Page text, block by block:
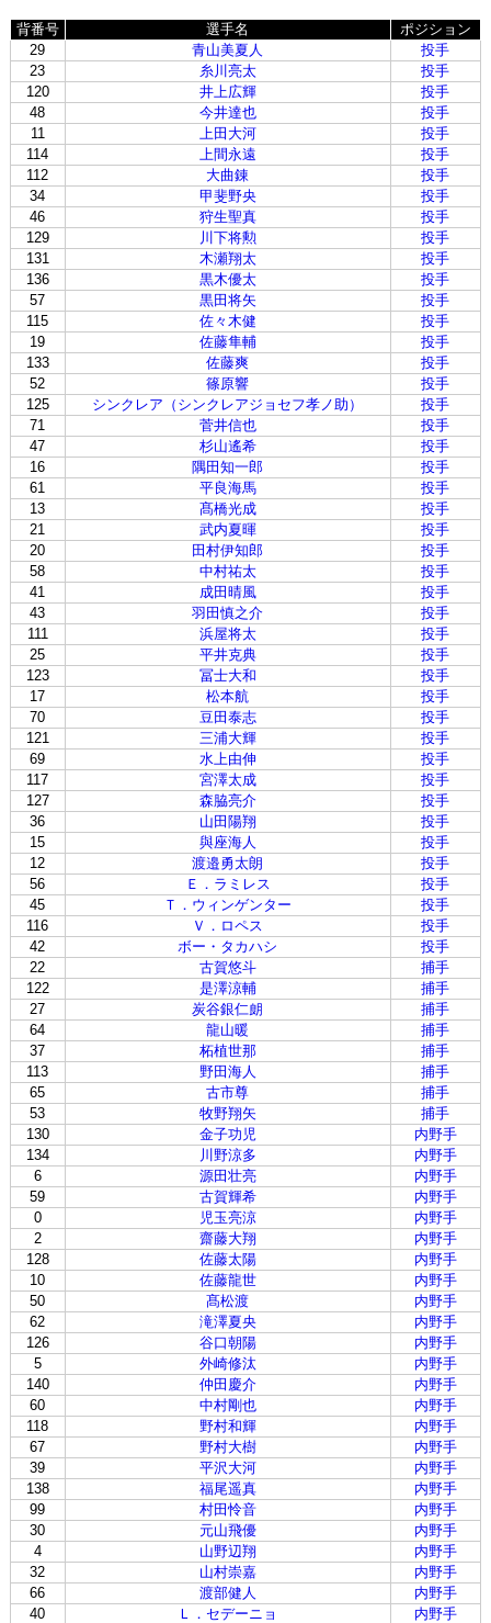
背番号 選手名
ポジション
29
青山美夏人
投手
23
糸川亮太
投手
120
井上広輝
投手
48
今井達也
投手
11
上田大河
投手
114
上間永遠
投手
112
大曲錬
投手
34
甲斐野央
投手
46
狩生聖真
投手
129
川下将勲
投手
131
木瀬翔太
投手
136
黒木優太
投手
57
黒田将矢
投手
115
佐々木健
投手
19
佐藤隼輔
投手
133
佐藤爽
投手
52
篠原響
投手
125
シンクレア（シンクレアジョセフ孝ノ助）
投手
71
菅井信也
投手
47
杉山遙希
投手
16
隅田知一郎
投手
61
平良海馬
投手
13
髙橋光成
投手
21
武内夏暉
投手
20
田村伊知郎
投手
58
中村祐太
投手
41
成田晴風
投手
43
羽田慎之介
投手
111
浜屋将太
投手
25
平井克典
投手
123
冨士大和
投手
17
松本航
投手
70
豆田泰志
投手
121
三浦大輝
投手
69
水上由伸
投手
117
宮澤太成
投手
127
森脇亮介
投手
36
山田陽翔
投手
15
與座海人
投手
12
渡邉勇太朗
投手
56
Ｅ．ラミレス
投手
45
Ｔ．ウィンゲンター
投手
116
Ｖ．ロペス
投手
42
ボー・タカハシ
投手
22
古賀悠斗
捕手
122
是澤涼輔
捕手
27
炭谷銀仁朗
捕手
64
龍山暖
捕手
37
柘植世那
捕手
113
野田海人
捕手
65
古市尊
捕手
53
牧野翔矢
捕手
130
金子功児
内野手
134
川野涼多
内野手
6
源田壮亮
内野手
59
古賀輝希
内野手
0
児玉亮涼
内野手
2
齋藤大翔
内野手
128
佐藤太陽
内野手
10
佐藤龍世
内野手
50
髙松渡
内野手
62
滝澤夏央
内野手
126
谷口朝陽
内野手
5
外崎修汰
内野手
140
仲田慶介
内野手
60
中村剛也
内野手
118
野村和輝
内野手
67
野村大樹
内野手
39
平沢大河
内野手
138
福尾遥真
内野手
99
村田怜音
内野手
30
元山飛優
内野手
4
山野辺翔
内野手
32
山村崇嘉
内野手
66
渡部健人
内野手
40
Ｌ．セデーニョ
内野手